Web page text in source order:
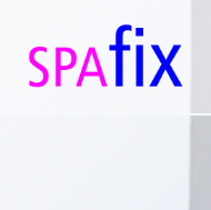
indhold